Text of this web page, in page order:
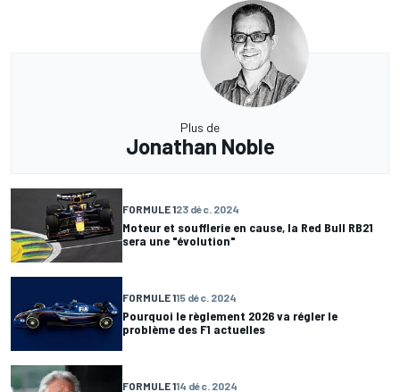
Plus de
Jonathan Noble
FORMULE 123 déc. 2024
Moteur et soufflerie en cause, la Red Bull RB21
sera une "évolution"
FORMULE 115 déc. 2024
Pourquoi le règlement 2026 va régler le
problème des F1 actuelles
FORMULE 114 déc. 2024